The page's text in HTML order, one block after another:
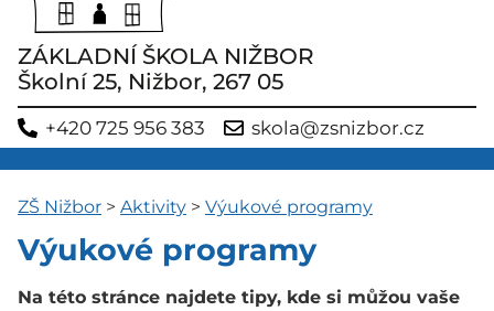
ZÁKLADNÍ ŠKOLA NIŽBOR
Školní 25, Nižbor, 267 05
+420 725 956 383 skola@zsnizbor.cz
ZŠ Nižbor > Aktivity > Výukové programy
Výukové programy
Na této stránce najdete tipy, kde si můžou vaše